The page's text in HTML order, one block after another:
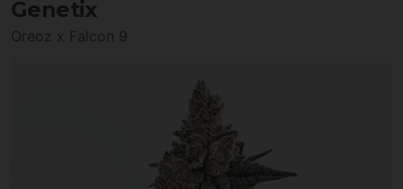
Genetix
Oreoz x Falcon 9